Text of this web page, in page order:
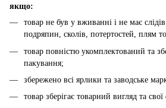
якщо:
товар не був у вживанні і не має
подряпин, сколів, потертостей, плям
товар повністю укомплектований та
пакування;
збережено всі ярлики та заводське
товар зберігає товарний вигляд та